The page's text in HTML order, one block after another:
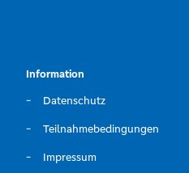
Information
Datenschutz
Teilnahmebedingungen
Impressum